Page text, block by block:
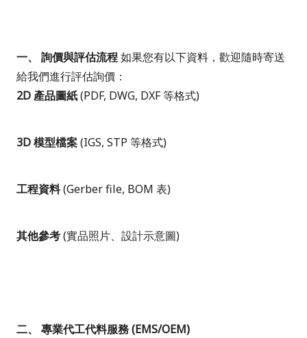
一、 詢價與評估流程如果您有以下資料，歡迎隨時寄送
給我們進行評估詢價：
2D 產品圖紙(PDF, DWG, DXF等格式)
3D模型檔案(IGS, STP 等格式)
工程資料(Gerber file, BOM 表)
其他參考(實品照片、設計示意圖)
二、 專業代工代料服務(EMS/OEM)